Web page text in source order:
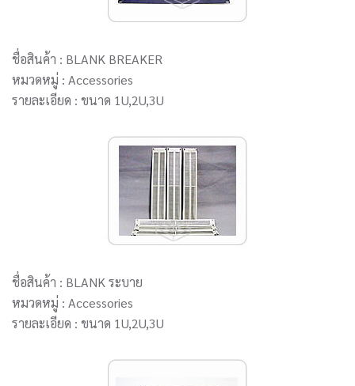
ชื่อสินค้า : BLANK BREAKER
หมวดหมู่ : Accessories
รายละเอียด : ขนาด 1U,2U,3U
ชื่อสินค้า : BLANK ระบาย
หมวดหมู่ : Accessories
รายละเอียด : ขนาด 1U,2U,3U